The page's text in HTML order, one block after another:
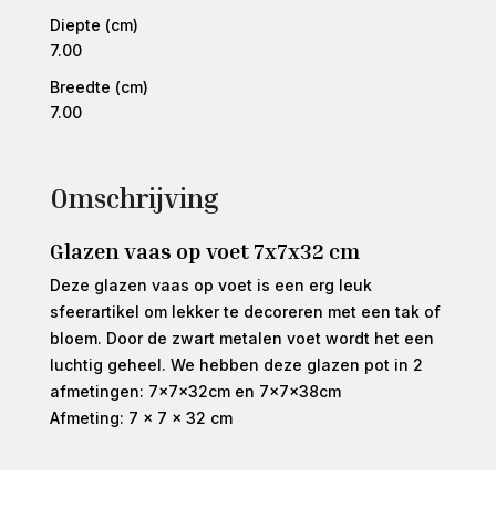
Diepte (cm)
7.00
Breedte (cm)
7.00
Omschrijving
Glazen vaas op voet 7x7x32 cm
Deze glazen vaas op voet is een erg leuk
sfeerartikel om lekker te decoreren met een tak of
bloem. Door de zwart metalen voet wordt het een
luchtig geheel. We hebben deze glazen pot in 2
afmetingen: 7x7x32cm en 7x7x38cm
Afmeting: 7 x 7 x 32 cm